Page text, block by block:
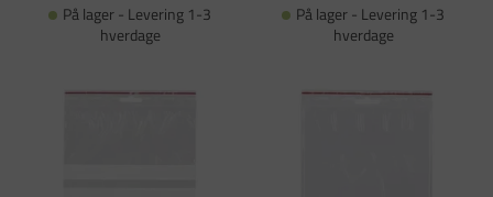
På lager - Levering 1-3
hverdage
På lager - Levering 1-3
hverdage